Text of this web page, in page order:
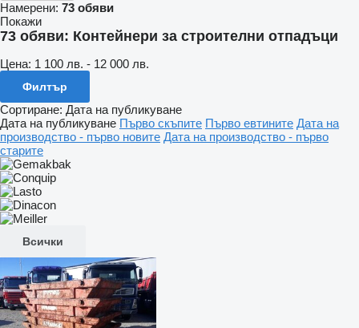
Намерени: 73 обяви
Покажи
73 обяви: Контейнери за строителни отпадъци
Цена: 1 100 лв. - 12 000 лв.
Филтър
Сортиране: Дата на публикуване
Дата на публикуване Първо скъпите Първо евтините Дата на
производство - първо новите Дата на производство - първо
старите
Всички